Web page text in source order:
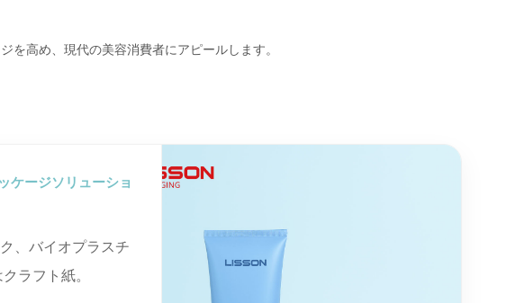
高め、現代の美容消費者にアピールします。
ケージソリューショ
、バイオプラスチ
ラフト紙。